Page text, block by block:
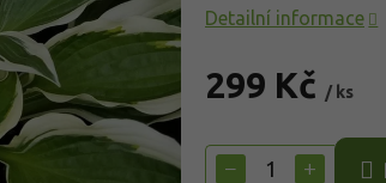
299 Kč / ks
cena:
+
−
Detailní informace